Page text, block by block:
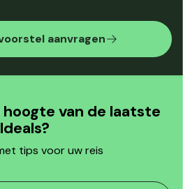
aanvragen
van de laatste
tips voor uw reis